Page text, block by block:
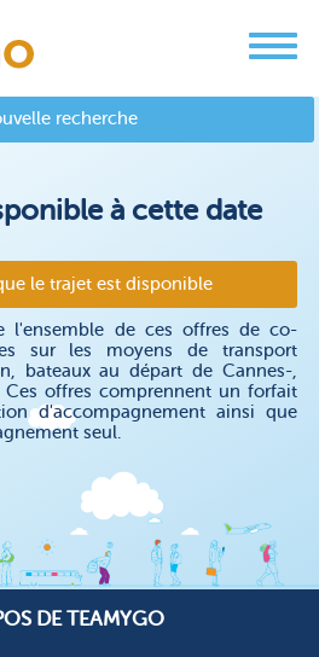
recherche
à cette date
que le trajet est disponible
l'ensemble de ces offres de co-
sur les moyens de transport
bateaux au départ de Cannes-,
Ces offres comprennent un forfait
d'accompagnement ainsi que
seul.
DE TEAMYGO